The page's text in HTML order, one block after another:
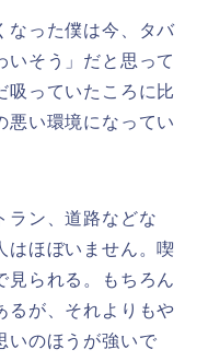
なった僕は今、タバ
いそう」だと思って
吸っていたころに比
悪い環境になってい
ラン、道路などな
はほぼいません。喫
見られる。もちろん
るが、それよりもや
いのほうが強いで